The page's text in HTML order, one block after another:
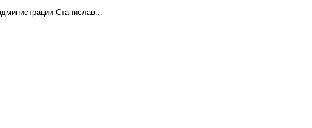
Станислав...